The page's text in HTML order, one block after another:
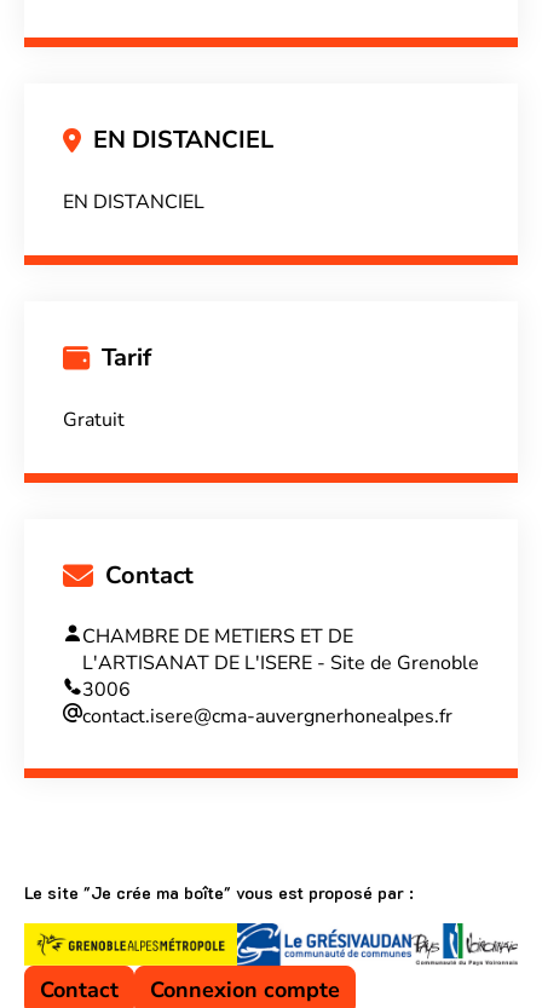
EN DISTANCIEL
EN DISTANCIEL
Tarif
Gratuit
Contact
CHAMBRE DE METIERS ET DE
L'ARTISANAT DE L'ISERE - Site de Grenoble
3006
contact.isere@cma-auvergnerhonealpes.fr
Le site "Je crée ma boîte" vous est proposé par :
Contact Connexion compte